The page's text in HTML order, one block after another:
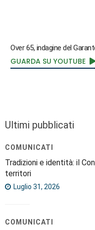
Over 65, indagine del
GUARDA SU YOUTUBE
Ultimi pubblicati
COMUNICATI
Tradizioni e identità: il
territori
Luglio 31, 2026
COMUNICATI